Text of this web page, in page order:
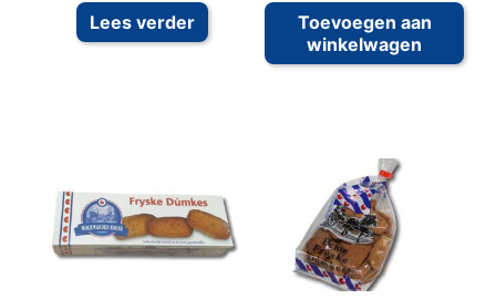
Lees verder
Toevoegen aan
winkelwagen